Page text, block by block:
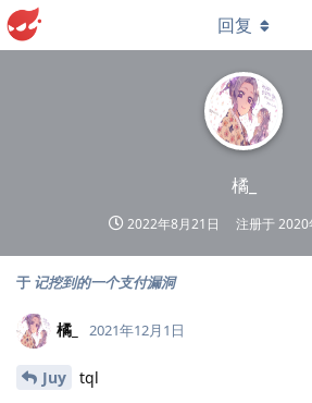
橘_
2022年8月21日 注册于2020
回复
于 记挖到的一个支付漏洞
橘_ 2021年12月1日
Juy tql